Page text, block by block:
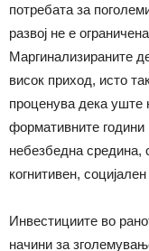
потребата за
развој не е
Маргинализираните
висок приход, исто
проценува дека уште
формативните години
небезбедна средина,
когнитивен,
Инвестициите во
начини за